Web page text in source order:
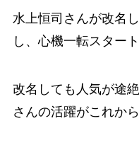
水上恒司さんが改名
し、心機一転スター
改名しても人気が途
さんの活躍がこれか